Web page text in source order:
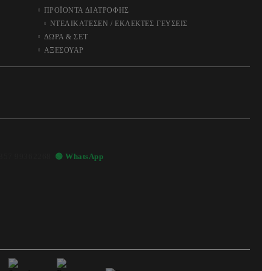
ΠΡΟΪΟΝΤΑ ΔΙΑΤΡΟΦΗΣ
ΝΤΕΛΙΚΑΤΕΣΕΝ / ΕΚΛΕΚΤΕΣ ΓΕΥΣΕΙΣ
ΔΩΡΑ & ΣΕΤ
ΑΞΕΣΟΥΑΡ
🟢 WhatsApp